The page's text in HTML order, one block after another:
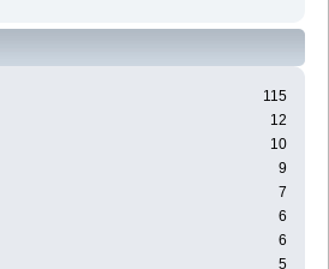
115
12
10
9
7
6
6
5